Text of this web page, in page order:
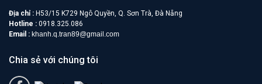
Địa chỉ : H53/15 K729 Ngô Quyền, Q. Sơn Trà, Đà Nẵng
Hotline : 0918.325.086
Email : khanh.q.tran89@gmail.com
Chia sẻ với chúng tôi